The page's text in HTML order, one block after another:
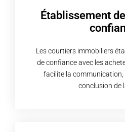
Établissement
Les courtiers immobiliers
de confiance avec les
facilite la
conclusion de